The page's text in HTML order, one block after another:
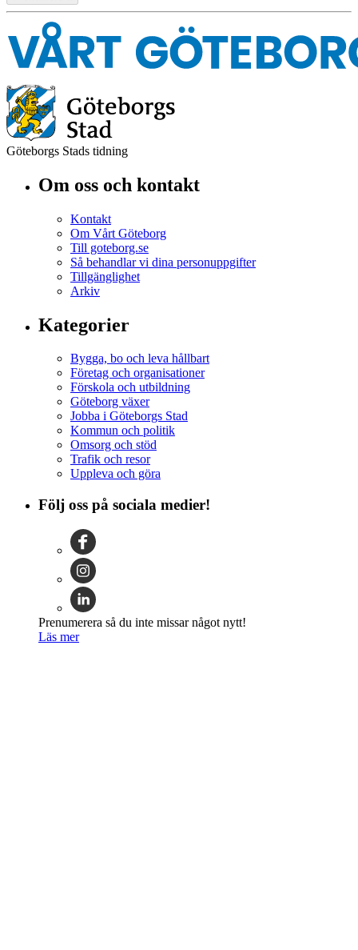
Göteborgs Stads tidning
Om oss och kontakt
Kontakt
Om Vårt Göteborg
Till goteborg.se
Så behandlar vi dina personuppgifter
Tillgänglighet
Arkiv
Kategorier
Bygga, bo och leva hållbart
Företag och organisationer
Förskola och utbildning
Göteborg växer
Jobba i Göteborgs Stad
Kommun och politik
Omsorg och stöd
Trafik och resor
Uppleva och göra
Följ oss på sociala medier!
Prenumerera så du inte missar något nytt!
Läs mer